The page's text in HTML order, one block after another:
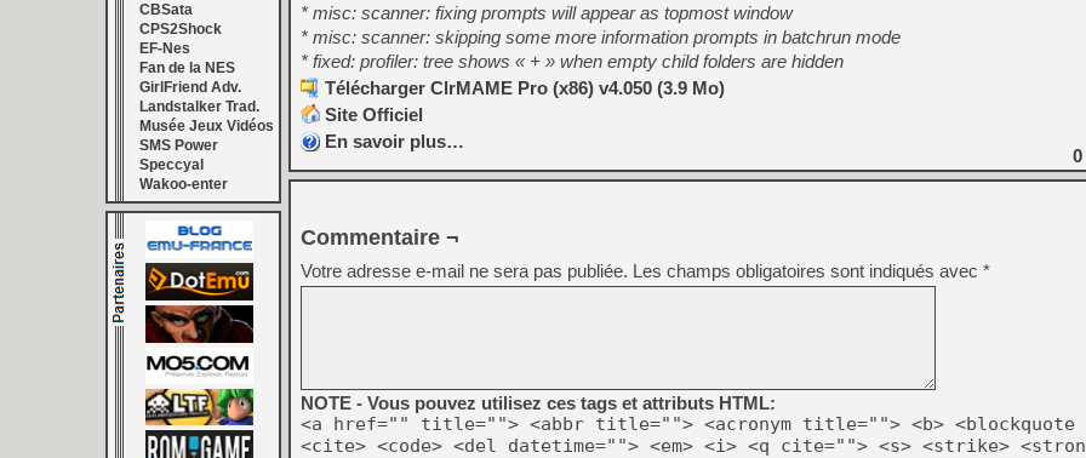
[LS] [PS5] ps5-y2jb-
[GK] Pourquoi Marvel
[GK] Test : Restory : Chill
[GK] GTA 6 : Rockstar
[GK] Hot Wheels Infinite
[GK] Mémoire cash -
[GK] Résultats Nintendo :
[GK] Déjà des
[Mo5] Brickboy cherche à
[GK] Minecraft et ses «
[GK] Beast of
[GK] Ubisoft : fin de partie
[GK] Mémoire cash -
[GK] Dan Houser (GTA)
[GK] Comment EA Sports
[GK] Crimson Moon : un
[GK] Isle of Reveries : le
[GK] Moonlighter 2 : The
[GK] Capcom relance
CBSata
CPS2Shock
EF-Nes
Fan de la NES
GirlFriend Adv.
Landstalker Trad.
Musée Jeux Vidéos
SMS Power
Speccyal
Wakoo-enter
* misc: scanner: fixing prompts will appear as topmost window
* misc: scanner: skipping some more information prompts in batchrun mode
* fixed: profiler: tree shows « + » when empty child folders are hidden
Télécharger ClrMAME Pro (x86) v4.050 (3.9 Mo)
Site Officiel
En savoir plus…
0
Commentaire ¬
Votre adresse e-mail ne sera pas publiée. Les champs obligatoires sont indiqués avec *
NOTE - Vous pouvez utilisez ces tags et attributs HTML:
<a href="" title=""> <abbr title=""> <acronym title=""> <b> <blockquote
<cite> <code> <del datetime=""> <em> <i> <q cite=""> <s> <strike>